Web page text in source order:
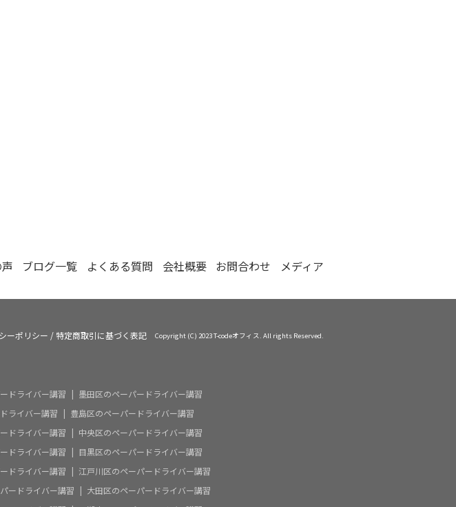
ブログ一覧 よくある質問 会社概要 お問合わせ メディア
ーポリシー /特定商取引に基づく表記 Copyright (C) 2023 T-codeオフィス. All rights Reserved.
ドライバー講習
墨田区のペーパードライバー講習
ライバー講習
豊島区のペーパードライバー講習
ドライバー講習
中央区のペーパードライバー講習
ドライバー講習
目黒区のペーパードライバー講習
ドライバー講習
江戸川区のペーパードライバー講習
ードライバー講習
大田区のペーパードライバー講習